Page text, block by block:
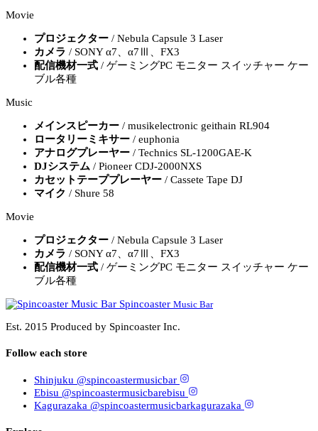
Movie
プロジェクター / Nebula Capsule 3 Laser
カメラ / SONY α7、α7Ⅲ、FX3
配信機材一式 / ゲーミングPC モニター スイッチャー ケー
ブル各種
Music
メインスピーカー / musikelectronic geithain RL904
ロータリーミキサー / euphonia
アナログプレーヤー / Technics SL-1200GAE-K
DJシステム / Pioneer CDJ-2000NXS
カセットテーププレーヤー / Cassete Tape DJ
マイク / Shure 58
Movie
プロジェクター / Nebula Capsule 3 Laser
カメラ / SONY α7、α7Ⅲ、FX3
配信機材一式 / ゲーミングPC モニター スイッチャー ケー
ブル各種
Spincoaster Music Bar
Est. 2015 Produced by Spincoaster Inc.
Follow each store
Shinjuku @spincoastermusicbar
Ebisu @spincoastermusicbarebisu
Kagurazaka @spincoastermusicbarkagurazaka